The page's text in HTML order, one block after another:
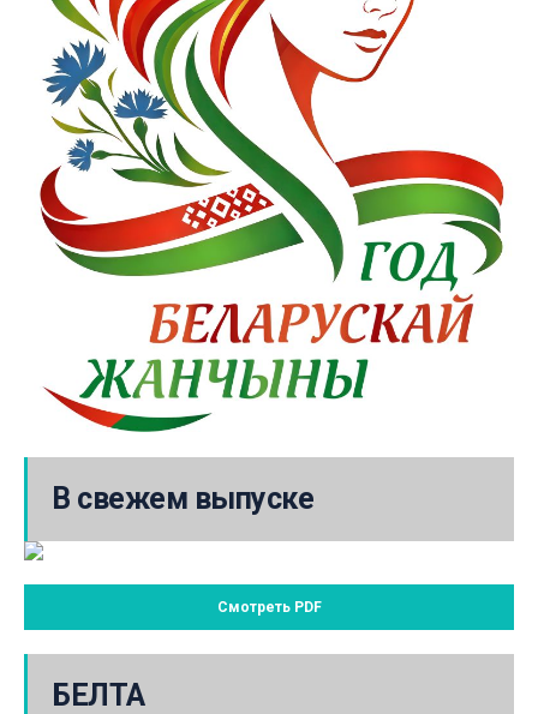
В свежем выпуске
Смотреть PDF
БЕЛТА